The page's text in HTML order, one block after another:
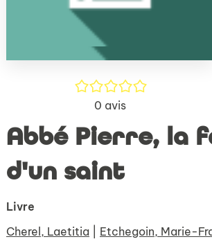
/5
0 avis
Abbé Pierre, la
d'un saint
Livre
Cherel, Laetitia
Etchegoin, Marie-